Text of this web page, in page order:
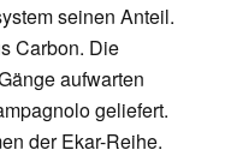
seinen Anteil.
Carbon. Die
aufwarten
geliefert.
der Ekar-Reihe.